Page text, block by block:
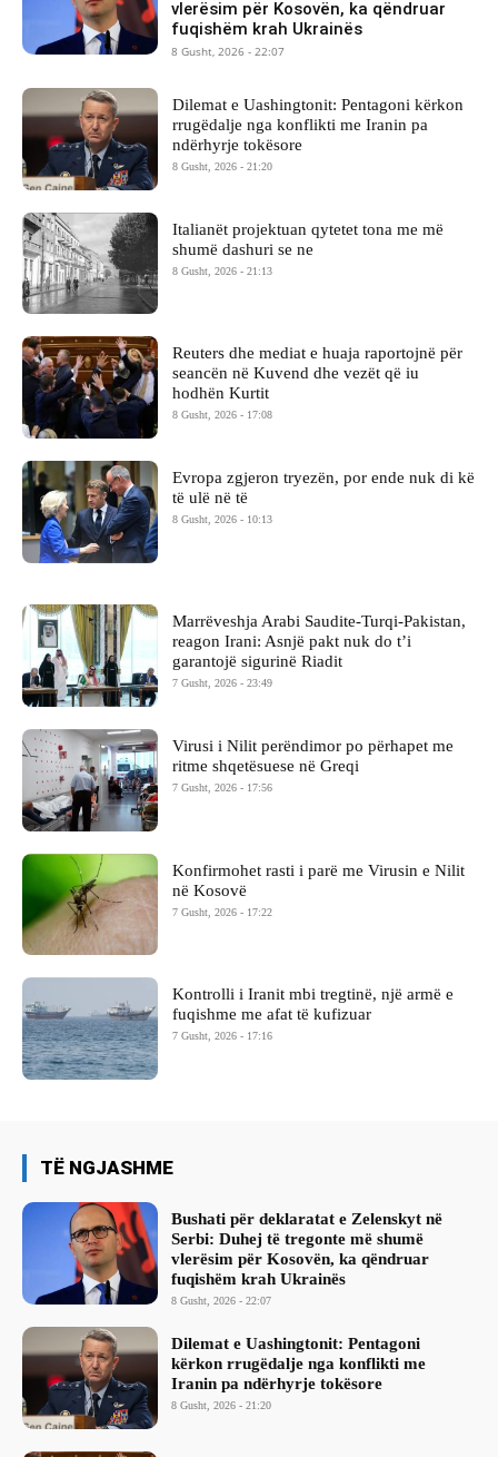
vlerësim për Kosovën, ka qëndruar
fuqishëm krah Ukrainës
8 Gusht, 2026 - 22:07
Dilemat e Uashingtonit: Pentagoni kërkon
rrugëdalje nga konflikti me Iranin pa
ndërhyrje tokësore
8 Gusht, 2026 - 21:20
Italianët projektuan qytetet tona me më
shumë dashuri se ne
8 Gusht, 2026 - 21:13
Reuters dhe mediat e huaja raportojnë për
seancën në Kuvend dhe vezët që iu
hodhën Kurtit
8 Gusht, 2026 - 17:08
Evropa zgjeron tryezën, por ende nuk di kë
të ulë në të
8 Gusht, 2026 - 10:13
Marrëveshja Arabi Saudite-Turqi-Pakistan,
reagon Irani: Asnjë pakt nuk do t’i
garantojë sigurinë Riadit
7 Gusht, 2026 - 23:49
Virusi i Nilit perëndimor po përhapet me
ritme shqetësuese në Greqi
7 Gusht, 2026 - 17:56
Konfirmohet rasti i parë me Virusin e Nilit
në Kosovë
7 Gusht, 2026 - 17:22
Kontrolli i Iranit mbi tregtinë, një armë e
fuqishme me afat të kufizuar
7 Gusht, 2026 - 17:16
TË NGJASHME
Bushati për deklaratat e Zelenskyt në
Serbi: Duhej të tregonte më shumë
vlerësim për Kosovën, ka qëndruar
fuqishëm krah Ukrainës
8 Gusht, 2026 - 22:07
Dilemat e Uashingtonit: Pentagoni
kërkon rrugëdalje nga konflikti me
Iranin pa ndërhyrje tokësore
8 Gusht, 2026 - 21:20